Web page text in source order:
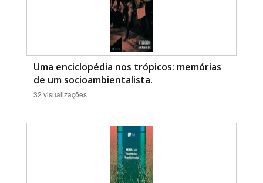
Uma enciclopédia nos trópicos: memórias
de um socioambientalista.
32 visualizações